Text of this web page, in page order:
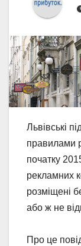
Львівські
правилами
початку
рекламних
розміщені
або ж не
Про це